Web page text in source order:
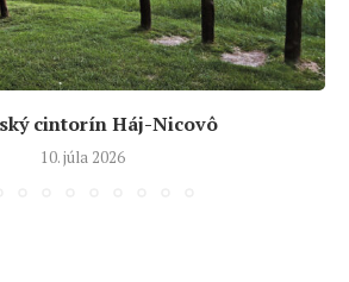
cintorín Háj-Nicovô
10. júla 2026